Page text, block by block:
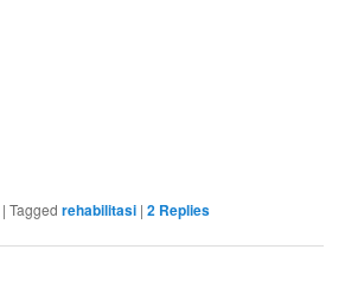
|Tagged rehabilitasi |2 Replies